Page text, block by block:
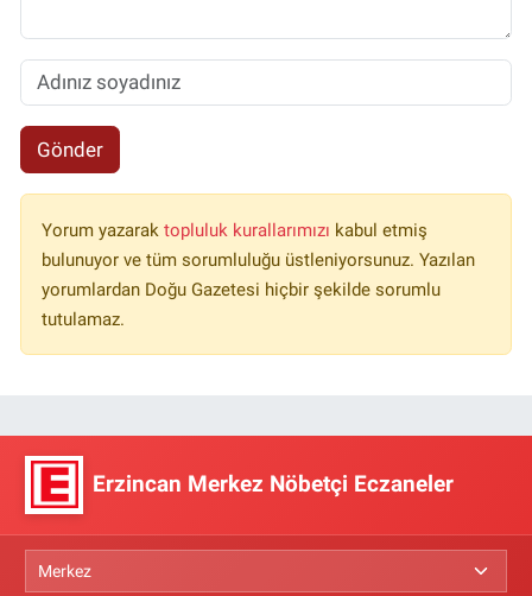
Gönder
Yorum yazarak topluluk kurallarımızı kabul etmiş
bulunuyor ve tüm sorumluluğu üstleniyorsunuz. Yazılan
yorumlardan Doğu Gazetesi hiçbir şekilde sorumlu
tutulamaz.
Erzincan Merkez Nöbetçi Eczaneler